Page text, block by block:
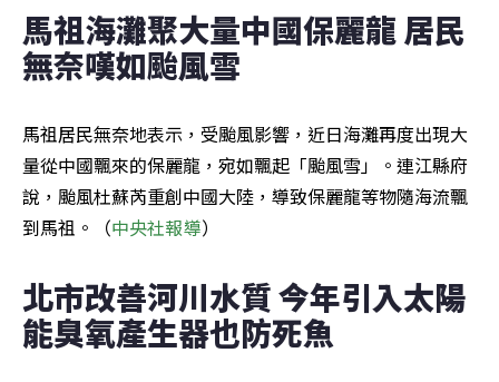
馬祖海灘聚大量中國保麗龍 居民
無奈嘆如颱風雪
馬祖居民無奈地表示，受颱風影響，近日海灘再度出現大
量從中國飄來的保麗龍，宛如飄起「颱風雪」。連江縣府
說，颱風杜蘇芮重創中國大陸，導致保麗龍等物隨海流飄
到馬祖。（中央社報導）
北市改善河川水質 今年引入太陽
能臭氧產生器也防死魚